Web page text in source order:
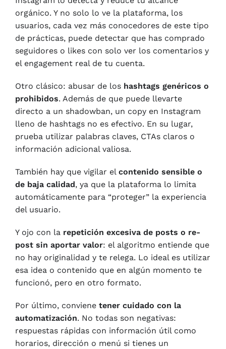
orgánico. Y no solo lo ve la plataforma, los
usuarios, cada vez más conocedores de este tipo
de prácticas, puede detectar que has comprado
seguidores o likes con solo ver los comentarios y
el engagement real de tu cuenta.
Otro clásico: abusar de los hashtags genéricos o
prohibidos. Además de que puede llevarte
directo a un shadowban, un copy en Instagram
lleno de hashtags no es efectivo. En su lugar,
prueba utilizar palabras claves, CTAs claros o
información adicional valiosa.
También hay que vigilar el contenido sensible o
de baja calidad, ya que la plataforma lo limita
automáticamente para “proteger” la experiencia
del usuario.
Y ojo con la repetición excesiva de posts o re-
post sin aportar valor: el algoritmo entiende que
no hay originalidad y te relega. Lo ideal es utilizar
esa idea o contenido que en algún momento te
funcionó, pero en otro formato.
Por último, conviene tener cuidado con la
automatización. No todas son negativas:
respuestas rápidas con información útil como
horarios, dirección o menú si tienes un